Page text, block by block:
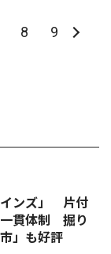
8 9
インズ」 片付
一貫体制 掘り
」も好評